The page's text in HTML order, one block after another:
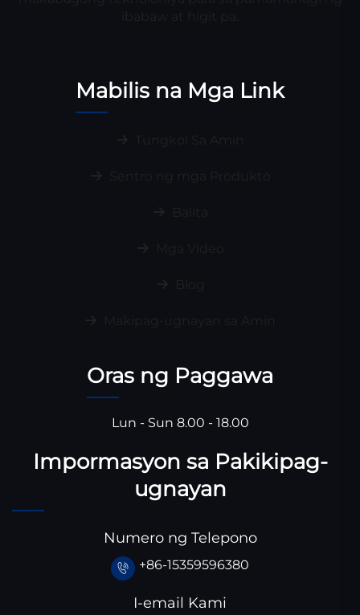
Mabilis na Mga Link
Oras ng Paggawa
Lun - Sun 8.00 - 18.00
Impormasyon sa Pakikipag-
ugnayan
Numero ng Telepono
+86-15359596380
I-email Kami